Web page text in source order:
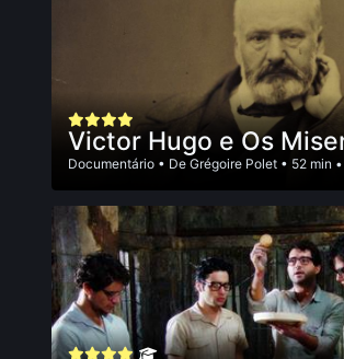
Victor Hugo e Os
Documentário • De Grégoire Polet • 52 min •